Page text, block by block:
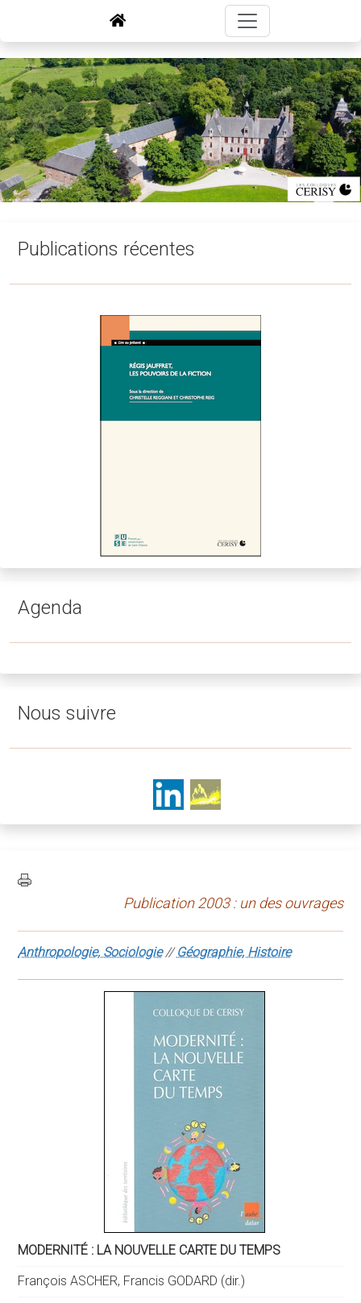
Publication 2003 : un des ouvrages
Anthropologie, Sociologie//Géographie, Histoire
MODERNITÉ : LA NOUVELLE CARTE DU TEMPS
François ASCHER, Francis GODARD (dir.)
Publications récentes
Agenda
Nous suivre